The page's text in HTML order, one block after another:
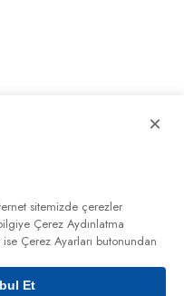
×
sitemizde çerezler
Çerez Aydınlatma
Çerez Ayarları butonundan
Et